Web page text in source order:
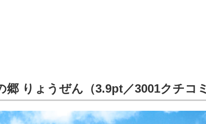
郷 りょうぜん（3.9pt／3001クチコミ